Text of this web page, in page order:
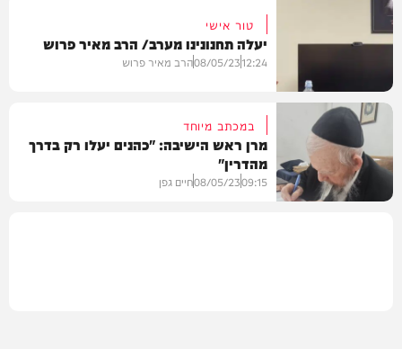
בחצרות הקודש
חרדים
טור אישי
יעלה תחנונינו מערב/ הרב מאיר פרוש
12:24
08/05/23הרב מאיר פרוש
במכתב מיוחד
מרן ראש הישיבה: "כהנים יעלו רק בדרך
מהדרין"
09:15
08/05/23חיים גפן